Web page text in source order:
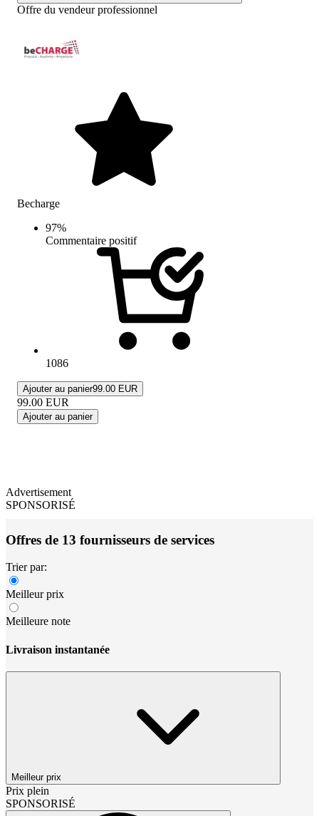
Offre du vendeur professionnel
Becharge
97%
Commentaire positif
1086
Ajouter au panier99.00 EUR
99.00 EUR
Ajouter au panier
Advertisement
SPONSORISÉ
Offres de 13 fournisseurs de services
Trier par:
Meilleur prix
Meilleure note
Livraison instantanée
Meilleur prix
Prix plein
SPONSORISÉ